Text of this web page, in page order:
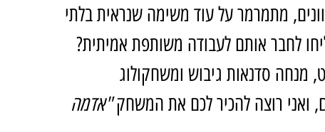
מתמרמר על עוד משימה שנראית בלתי
לחבר אותם לעבודה משותפת אמיתית?
מנחה סדנאות גיבוש ומשחקולוג
ואני רוצה להכיר לכם את המשחק "אדמה